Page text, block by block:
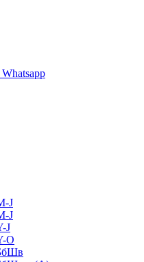
J
J
J
O